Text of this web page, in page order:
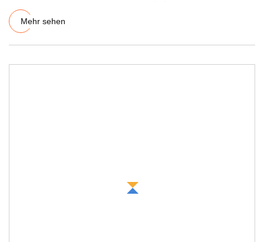
sich im Be
Mehr sehen